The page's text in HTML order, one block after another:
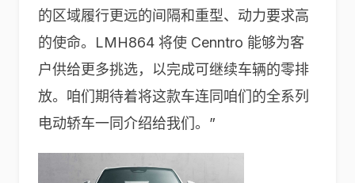
的区域履行更远的间隔和重型、动力要求高
的使命。LMH864 将使 Cenntro 能够为客
户供给更多挑选，以完成可继续车辆的零排
放。咱们期待着将这款车连同咱们的全系列
电动轿车一同介绍给我们。”